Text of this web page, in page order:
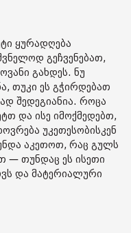
ყურადღება
გეჩვენებათ,
გახდეს. ნუ
თუკი ეს გჭირდებათ
შედეგიანია. როცა
და ისე იმოქმედებთ,
უკეთესობისკენ
აკეთოთ, რაც გულს
— თუნდაც ეს ისეთი
და მატერიალური